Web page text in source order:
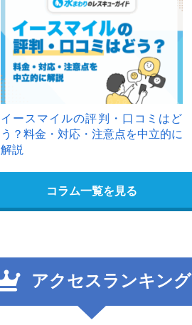
イースマイルの評判・口コミはど
う？料金・対応・注意点を中立的に
解説
コラム一覧を見る
アクセスランキング